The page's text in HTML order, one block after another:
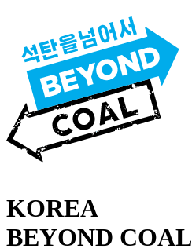
KOREA
BEYOND COAL